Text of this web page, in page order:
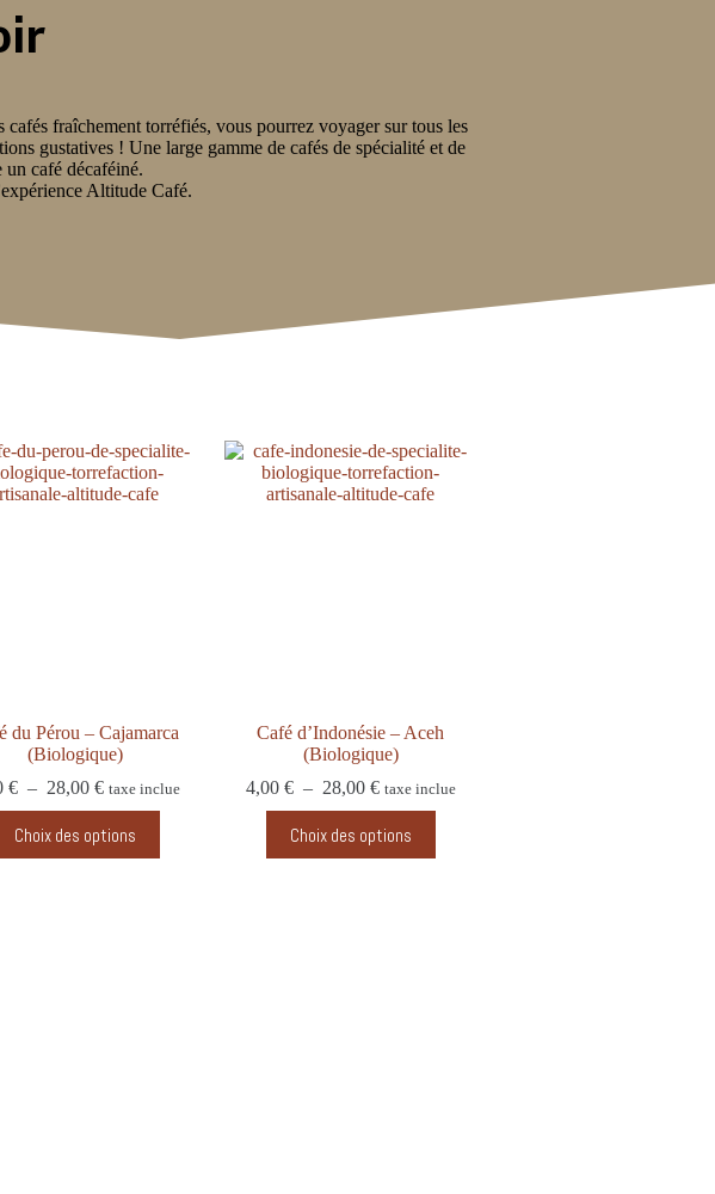
fraîchement torréfiés, vous pourrez voyager sur tous les
gustatives ! Une large gamme de cafés de spécialité et de
café décaféiné.
Altitude Café.
du Pérou – Cajamarca
(Biologique)
€ – 28,00 € taxe inclue
Choix des options
Café d’Indonésie – Aceh
(Biologique)
4,00 € – 28,00 € taxe inclue
Choix des options